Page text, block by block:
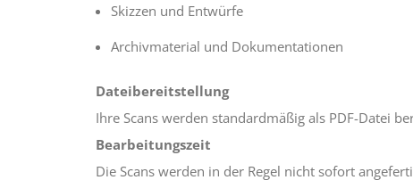
Skizzen und Entwürfe
Archivmaterial und Dokumentationen
Dateibereitstellung
Ihre Scans werden standardmäßig als PDF-Datei
Bearbeitungszeit
Die Scans werden in der Regel nicht sofort